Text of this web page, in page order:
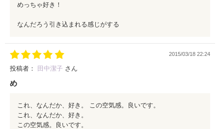
い、自分の心で感じてほしい。
友達、異性、様々な悩みを等身大で描かれていて、すごく共感で
きる作品だと思います！
読後は瞳に映りたくない理由も分かり爽快感、また２人から漂う
幸福感を味わえると思います。
オススメです、是非読んでみてください！
めっちゃ好き！
なんだろう引き込まれる感じがする
2015/03/18 22:24
投稿者： 田中潔子 さん
め
これ、なんだか、好き。 この空気感。良いです。
これ、なんだか、好き。
この空気感。良いです。